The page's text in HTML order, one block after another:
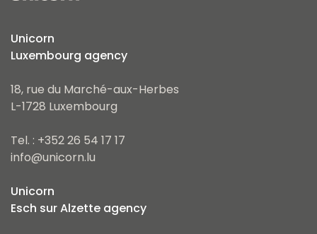
Unicorn
Luxembourg agency
18, rue du Marché-aux-Herbes
L-1728 Luxembourg
Tel. : +352 26 54 17 17
info@unicorn.lu
Unicorn
Esch sur Alzette agency